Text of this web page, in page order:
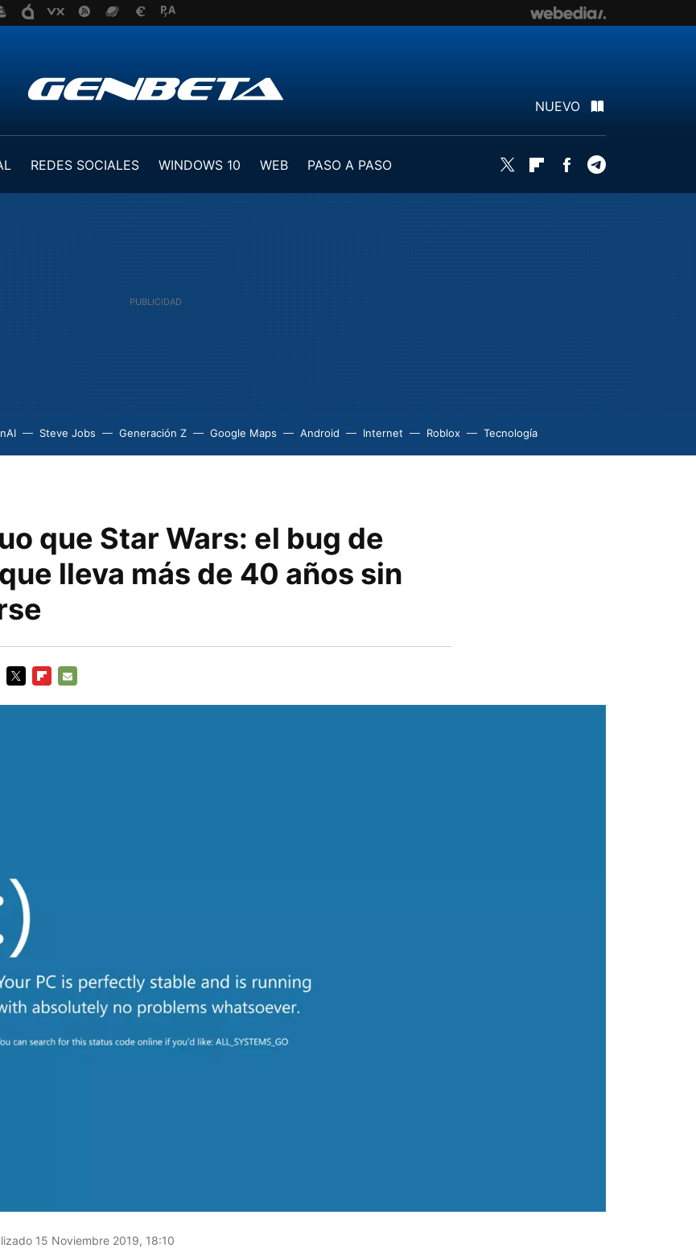
NUEVO
REDES SOCIALES WINDOWS 10 WEB
PASO A PASO
Twitter FlipboardFacebook
Steve Jobs Generación Z Google Maps Android Internet Roblox Tecnología
que Star Wars: el bug de
lleva más de 40 años sin
15 Noviembre 2019, 18:10